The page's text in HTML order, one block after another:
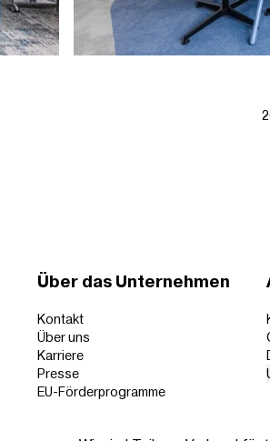
Über das Unternehmen
Kontakt
Über uns
Karriere
Presse
EU-Förderprogramme